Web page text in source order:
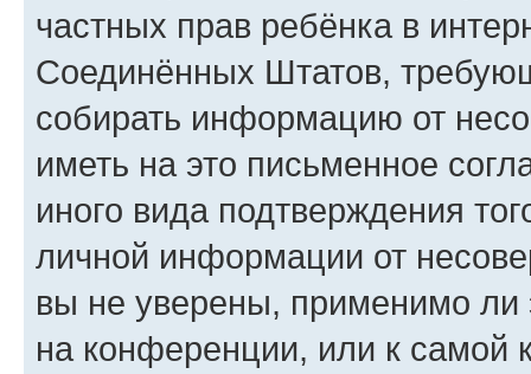
частных прав ребёнка в
Соединённых Штатов,
собирать информацию от
иметь на это письменное
иного вида подтверждения
личной информации от
вы не уверены, применимо ли
на конференции, или к самой